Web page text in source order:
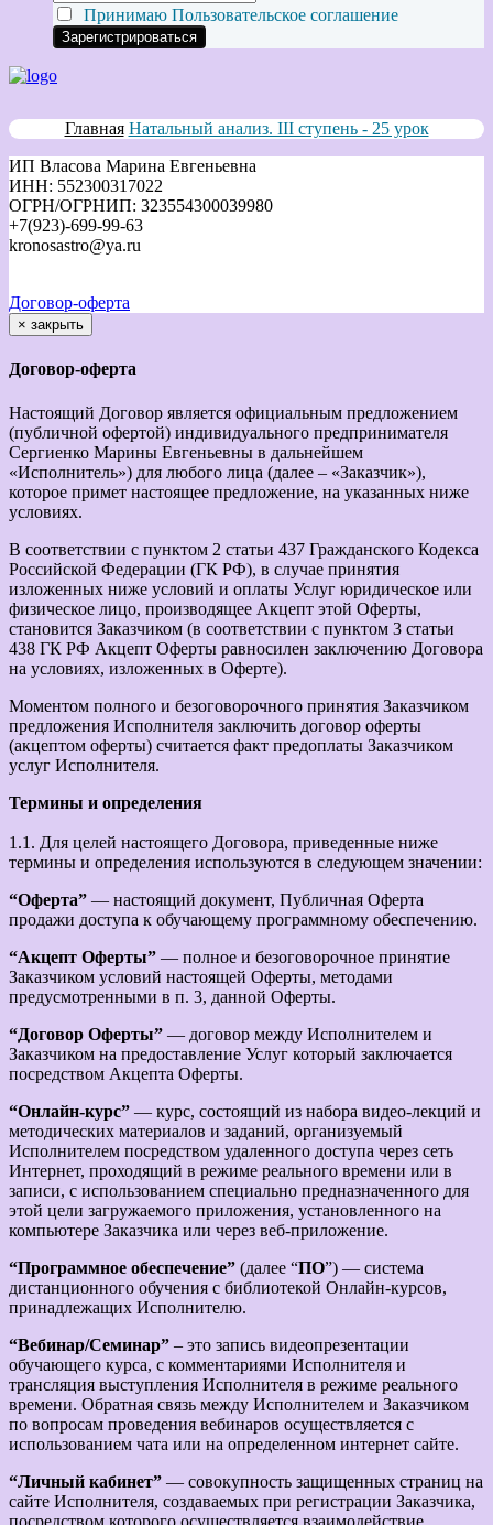
Принимаю Пользовательское соглашение
Главная Натальный анализ. III ступень - 25 урок
ИП Власова Марина Евгеньевна
ИНН: 552300317022
ОГРН/ОГРНИП: 323554300039980
+7(923)-699-99-63
kronosastro@ya.ru
Договор-оферта
× закрыть
Договор-оферта
Настоящий Договор является официальным предложением
(публичной офертой) индивидуального предпринимателя
Сергиенко Марины Евгеньевны в дальнейшем
«Исполнитель») для любого лица (далее – «Заказчик»),
которое примет настоящее предложение, на указанных ниже
условиях.
В соответствии с пунктом 2 статьи 437 Гражданского Кодекса
Российской Федерации (ГК РФ), в случае принятия
изложенных ниже условий и оплаты Услуг юридическое или
физическое лицо, производящее Акцепт этой Оферты,
становится Заказчиком (в соответствии с пунктом 3 статьи
438 ГК РФ Акцепт Оферты равносилен заключению Договора
на условиях, изложенных в Оферте).
Моментом полного и безоговорочного принятия Заказчиком
предложения Исполнителя заключить договор оферты
(акцептом оферты) считается факт предоплаты Заказчиком
услуг Исполнителя.
Термины и определения
1.1. Для целей настоящего Договора, приведенные ниже
термины и определения используются в следующем значении:
“Оферта” — настоящий документ, Публичная Оферта
продажи доступа к обучающему программному обеспечению.
“Акцепт Оферты” — полное и безоговорочное принятие
Заказчиком условий настоящей Оферты, методами
предусмотренными в п. 3, данной Оферты.
“Договор Оферты” — договор между Исполнителем и
Заказчиком на предоставление Услуг который заключается
посредством Акцепта Оферты.
“Онлайн-курс” — курс, состоящий из набора видео-лекций и
методических материалов и заданий, организуемый
Исполнителем посредством удаленного доступа через сеть
Интернет, проходящий в режиме реального времени или в
записи, с использованием специально предназначенного для
этой цели загружаемого приложения, установленного на
компьютере Заказчика или через веб-приложение.
“Программное обеспечение” (далее “ПО”) — система
дистанционного обучения с библиотекой Онлайн-курсов,
принадлежащих Исполнителю.
“Вебинар/Семинар” – это запись видеопрезентации
обучающего курса, с комментариями Исполнителя и
трансляция выступления Исполнителя в режиме реального
времени. Обратная связь между Исполнителем и Заказчиком
по вопросам проведения вебинаров осуществляется с
использованием чата или на определенном интернет сайте.
“Личный кабинет” — совокупность защищенных страниц на
сайте Исполнителя, создаваемых при регистрации Заказчика,
посредством которого осуществляется взаимодействие